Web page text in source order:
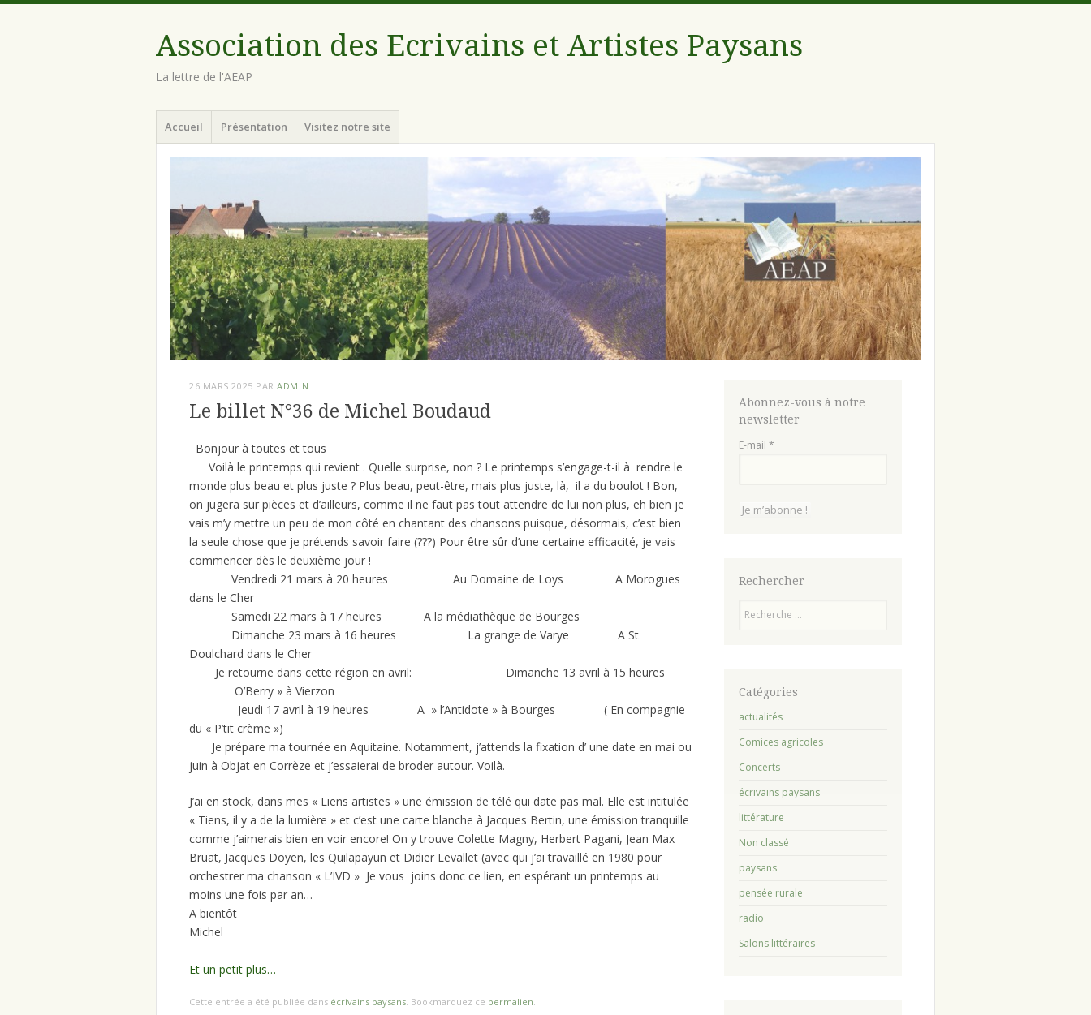
Association des Ecrivains et Artistes Paysans
La lettre de l'AEAP
Menu
Aller au contenu principal
Accueil Présentation Visitez notre site
26 MARS 2025 PARADMIN
Le billet N°36 de Michel Boudaud
Bonjour à toutes et tous
Voilà le printemps qui revient . Quelle surprise, non ? Le printemps s’engage-t-il à rendre le
monde plus beau et plus juste ? Plus beau, peut-être, mais plus juste, là, il a du boulot ! Bon,
on jugera sur pièces et d’ailleurs, comme il ne faut pas tout attendre de lui non plus, eh bien je
vais m’y mettre un peu de mon côté en chantant des chansons puisque, désormais, c’est bien
la seule chose que je prétends savoir faire (???) Pour être sûr d’une certaine efficacité, je vais
commencer dès le deuxième jour !
Vendredi 21 mars à 20 heures Au Domaine de Loys A Morogues
dans le Cher
Samedi 22 mars à 17 heures A la médiathèque de Bourges
Dimanche 23 mars à 16 heures La grange de Varye A St
Doulchard dans le Cher
Je retourne dans cette région en avril: Dimanche 13 avril à 15 heures
O’Berry » à Vierzon
Jeudi 17 avril à 19 heures A » l’Antidote » à Bourges ( En compagnie
du « P’tit crème »)
Je prépare ma tournée en Aquitaine. Notamment, j’attends la fixation d’ une date en mai ou
juin à Objat en Corrèze et j’essaierai de broder autour. Voilà.
J’ai en stock, dans mes « Liens artistes » une émission de télé qui date pas mal. Elle est intitulée
« Tiens, il y a de la lumière » et c’est une carte blanche à Jacques Bertin, une émission tranquille
comme j’aimerais bien en voir encore! On y trouve Colette Magny, Herbert Pagani, Jean Max
Bruat, Jacques Doyen, les Quilapayun et Didier Levallet (avec qui j’ai travaillé en 1980 pour
orchestrer ma chanson « L’IVD » Je vous joins donc ce lien, en espérant un printemps au
moins une fois par an…
A bientôt
Michel
Et un petit plus…
Cette entrée a été publiée dans écrivains paysans. Bookmarquez ce permalien.
Abonnez-vous à notre
newsletter
E-mail *
Rechercher
Catégories
actualités
Comices agricoles
Concerts
écrivains paysans
littérature
Non classé
paysans
pensée rurale
radio
Salons littéraires